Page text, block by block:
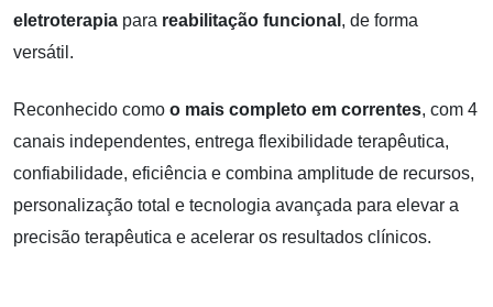
eletroterapia para reabilitação funcional , de forma
versátil.
Reconhecido como o mais completo em correntes, com 4
canais independentes, entrega flexibilidade terapêutica,
confiabilidade, eficiência e combina amplitude de recursos,
personalização total e tecnologia avançada para elevar a
precisão terapêutica e acelerar os resultados clínicos.